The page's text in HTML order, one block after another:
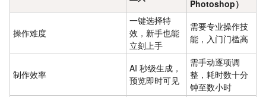
Photoshop）
操作难度
一键选择特
效，新手也能
立刻上手
需要专业操作技
能，入门门槛高
制作效率
AI 秒级生成，
预览即时可见
需手动逐项调
整，耗时数十分
钟至数小时